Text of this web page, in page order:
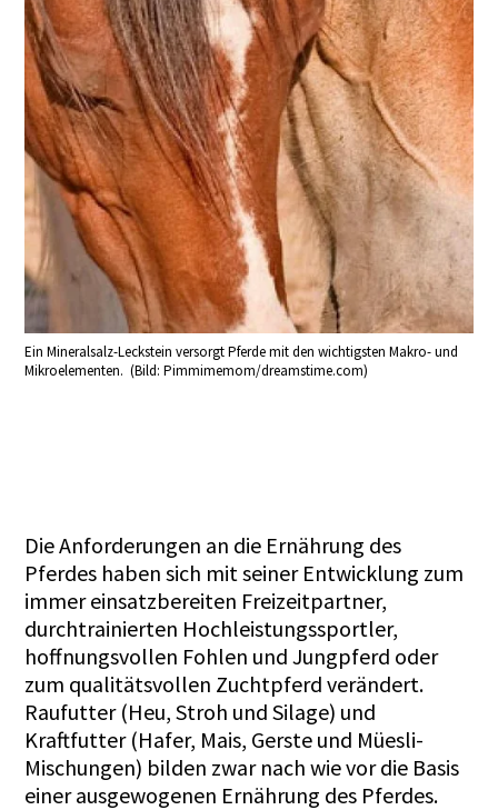
Ein Mineralsalz-Leckstein versorgt Pferde mit den wichtigsten Makro- und
Mikroelementen. (Bild: Pimmimemom/dreamstime.com)
Die Anforderungen an die Ernährung des
Pferdes haben sich mit seiner Entwicklung zum
immer einsatzbereiten Freizeitpartner,
durchtrainierten Hochleistungssportler,
hoffnungsvollen Fohlen und Jungpferd oder
zum qualitätsvollen Zuchtpferd verändert.
Raufutter (Heu, Stroh und Silage) und
Kraftfutter (Hafer, Mais, Gerste und Müesli-
Mischungen) bilden zwar nach wie vor die Basis
einer ausgewogenen Ernährung des Pferdes.